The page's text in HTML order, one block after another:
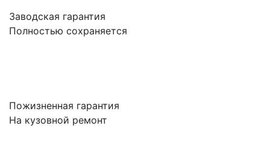
Заводская гарантия
Полностью сохраняется
Пожизненная гарантия
На кузовной ремонт